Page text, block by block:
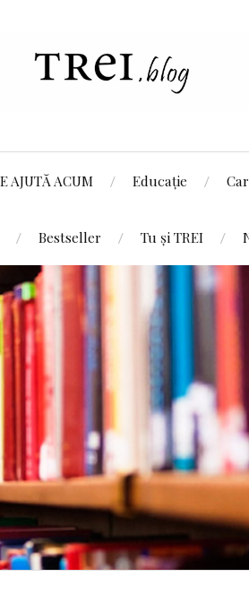
AJUTĂ ACUM Educație
Bestseller Tu și TREI